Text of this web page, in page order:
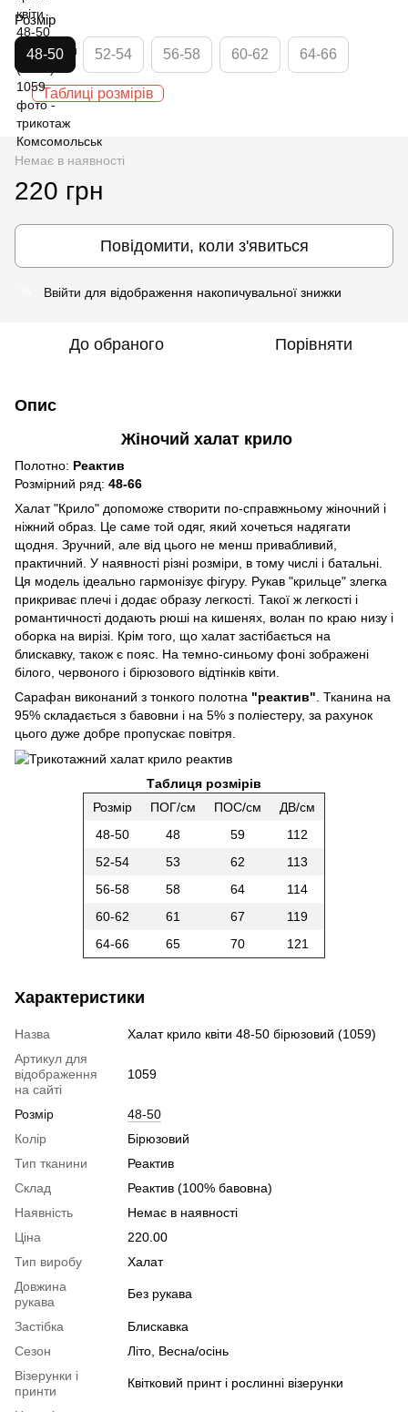
Розмір
48-50 52-54 56-58 60-62 64-66
Таблиці розмірів
Немає в наявності
220 грн
Повідомити, коли з'явиться
Ввійти для відображення накопичувальної знижки
До обраного Порівняти
Опис
Жіночий халат крило
Полотно: Реактив
Розмірний ряд: 48-66
Халат "Крило" допоможе створити по-справжньому жіночний і
ніжний образ. Це саме той одяг, який хочеться надягати
щодня. Зручний, але від цього не менш привабливий,
практичний. У наявності різні розміри, в тому числі і батальні.
Ця модель ідеально гармонізує фігуру. Рукав "крильце" злегка
прикриває плечі і додає образу легкості. Такої ж легкості і
романтичності додають рюші на кишенях, волан по краю низу і
оборка на вирізі. Крім того, що халат застібається на
блискавку, також є пояс. На темно-синьому фоні зображені
білого, червоного і бірюзового відтінків квіти.
Сарафан виконаний з тонкого полотна "реактив" . Тканина на
95% складається з бавовни і на 5% з поліестеру, за рахунок
цього дуже добре пропускає повітря.
Таблиця розмірів
Розмір
ПОГ/см ПОС/см
ДВ/см
48-50
48 59
112
52-54
53 62
113
56-58
58 64
114
60-62
61 67
119
64-66
65 70 121
Характеристики
Назва
Халат крило квіти 48-50 бірюзовий (1059)
Артикул для
відображення
на сайті
1059
Розмір
48-50
Колір
Бірюзовий
Тип тканини
Реактив
Склад
Реактив (100% бавовна)
Наявність
Немає в наявності
Ціна
220.00
Тип виробу
Халат
Довжина
рукава
Без рукава
Застібка
Блискавка
Сезон
Літо, Весна/осінь
Візерунки і
принти
Квітковий принт і рослинні візерунки